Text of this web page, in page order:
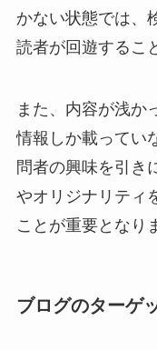
かない状態では、
読者が回遊するこ
また、内容が浅か
情報しか載ってい
問者の興味を引き
やオリジナリティ
ことが重要となり
ブログのターゲ